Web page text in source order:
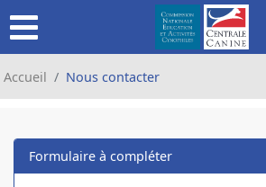
Accueil Nous contacter
Formulaire à compléter